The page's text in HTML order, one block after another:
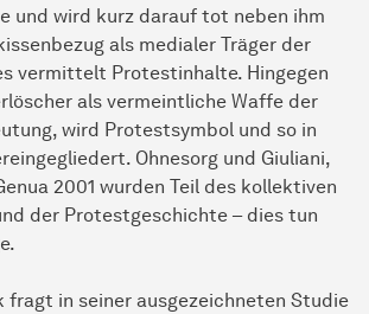
und wird kurz darauf tot neben ihm
als medialer Träger der
vermittelt Protestinhalte. Hingegen
als vermeintliche Waffe der
wird Protestsymbol und so in
Ohnesorg und Giuliani,
2001 wurden Teil des kollektiven
der Protestgeschichte – dies tun
fragt in seiner ausgezeichneten Studie